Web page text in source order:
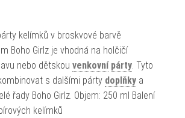
kelímků v broskvové barvě
Boho Girlz je vhodná na holčičí
nebo dětskou venkovní párty . Tyto
s dalšími párty doplňky a
řady Boho Girlz. Objem: 250 ml Balení
kelímků